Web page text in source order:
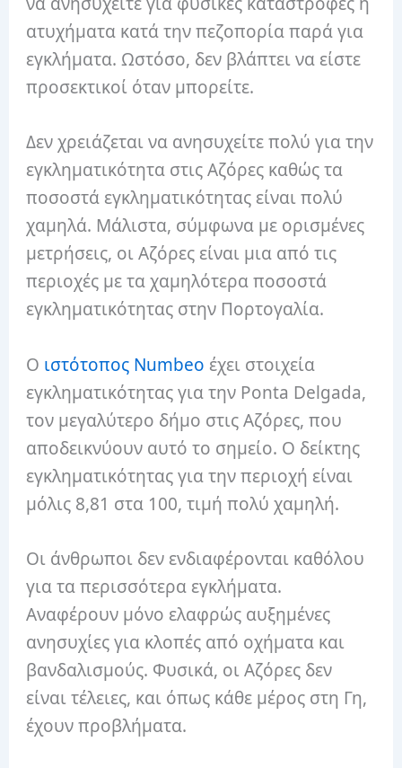
ατυχήματα κατά την πεζοπορία παρά για
εγκλήματα. Ωστόσο, δεν βλάπτει να είστε
προσεκτικοί όταν μπορείτε.
Δεν χρειάζεται να ανησυχείτε πολύ για την
εγκληματικότητα στις Αζόρες καθώς τα
ποσοστά εγκληματικότητας είναι πολύ
χαμηλά. Μάλιστα, σύμφωνα με ορισμένες
μετρήσεις, οι Αζόρες είναι μια από τις
περιοχές με τα χαμηλότερα ποσοστά
εγκληματικότητας στην Πορτογαλία.
Ο ιστότοπος Numbeo έχει στοιχεία
εγκληματικότητας για την Ponta Delgada,
τον μεγαλύτερο δήμο στις Αζόρες, που
αποδεικνύουν αυτό το σημείο. Ο δείκτης
εγκληματικότητας για την περιοχή είναι
μόλις 8,81 στα 100, τιμή πολύ χαμηλή.
Οι άνθρωποι δεν ενδιαφέρονται καθόλου
για τα περισσότερα εγκλήματα.
Αναφέρουν μόνο ελαφρώς αυξημένες
ανησυχίες για κλοπές από οχήματα και
βανδαλισμούς. Φυσικά, οι Αζόρες δεν
είναι τέλειες, και όπως κάθε μέρος στη Γη,
έχουν προβλήματα.